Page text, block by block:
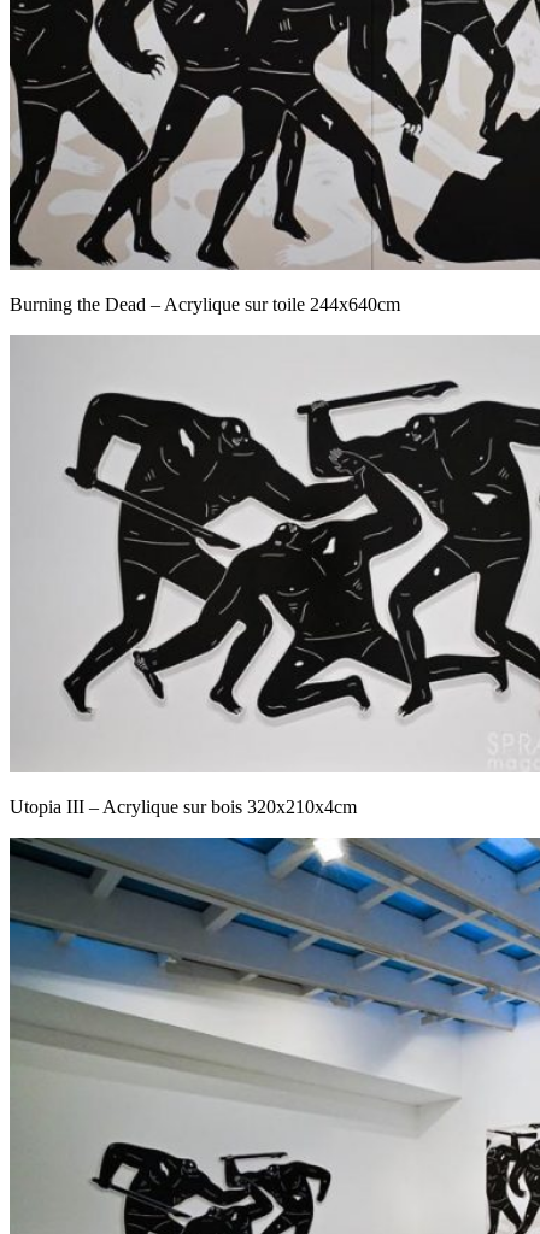
Burning the Dead – Acrylique sur toile 244x640cm
Utopia III – Acrylique sur bois 320x210x4cm